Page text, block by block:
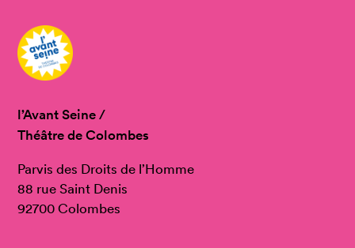
l’Avant Seine /
Théâtre de Colombes
Parvis des Droits de l’Homme
88 rue Saint Denis
92700 Colombes